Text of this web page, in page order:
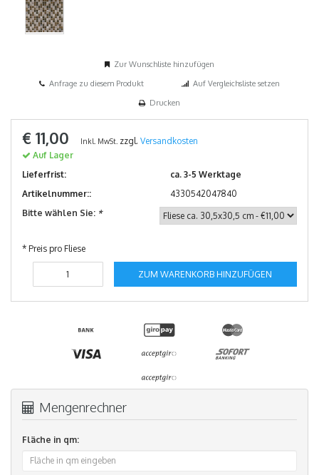
Zur Wunschliste hinzufügen
Anfrage zu diesem Produkt
Auf Vergleichsliste setzen
Drucken
€ 11,00 Inkl. MwSt. zzgl. Versandkosten
Auf Lager
Lieferfrist:
ca. 3-5 Werktage
Artikelnummer::
4330542047840
Bitte wählen Sie: *
* Preis pro Fliese
ZUM WARENKORB HINZUFÜGEN
Mengenrechner
Fläche in qm: